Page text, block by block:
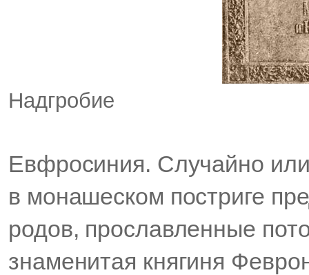
Надгробие
Евфросиния. Случайно
в монашеском постриге
родов, прославленные
знаменитая княгиня